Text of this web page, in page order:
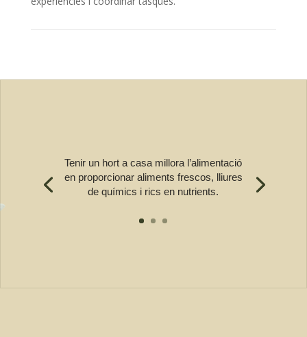
Tenir un hort a casa millora l’alimentació
en proporcionar aliments frescos, lliures
de químics i rics en nutrients.